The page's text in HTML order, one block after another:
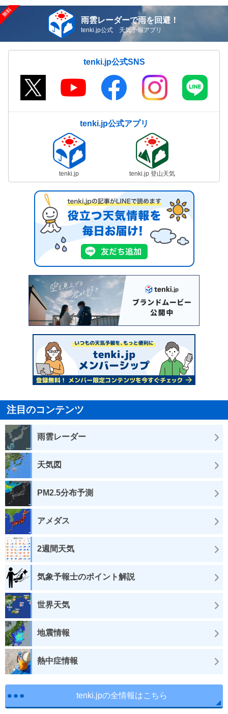
雨雲レーダーで雨を回避！
tenki.jp公式 天気予報アプリ
tenki.jp公式SNS
tenki.jp公式アプリ
tenki.jp tenki.jp 登山天気
注目のコンテンツ
雨雲レーダー
天気図
PM2.5分布予測
アメダス
2週間天気
気象予報士のポイント解説
世界天気
地震情報
熱中症情報
tenki.jpの全情報はこちら